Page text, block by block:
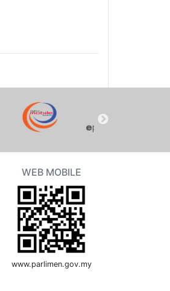
WEB MOBILE
www.parlimen.gov.my